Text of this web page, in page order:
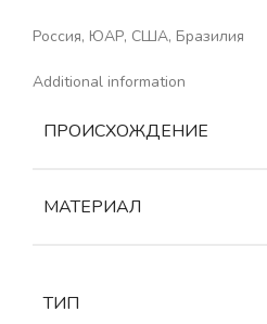
Россия, ЮАР, США, Бразилия
Additional information
ПРОИСХОЖДЕНИЕ
МАТЕРИАЛ
ТИП